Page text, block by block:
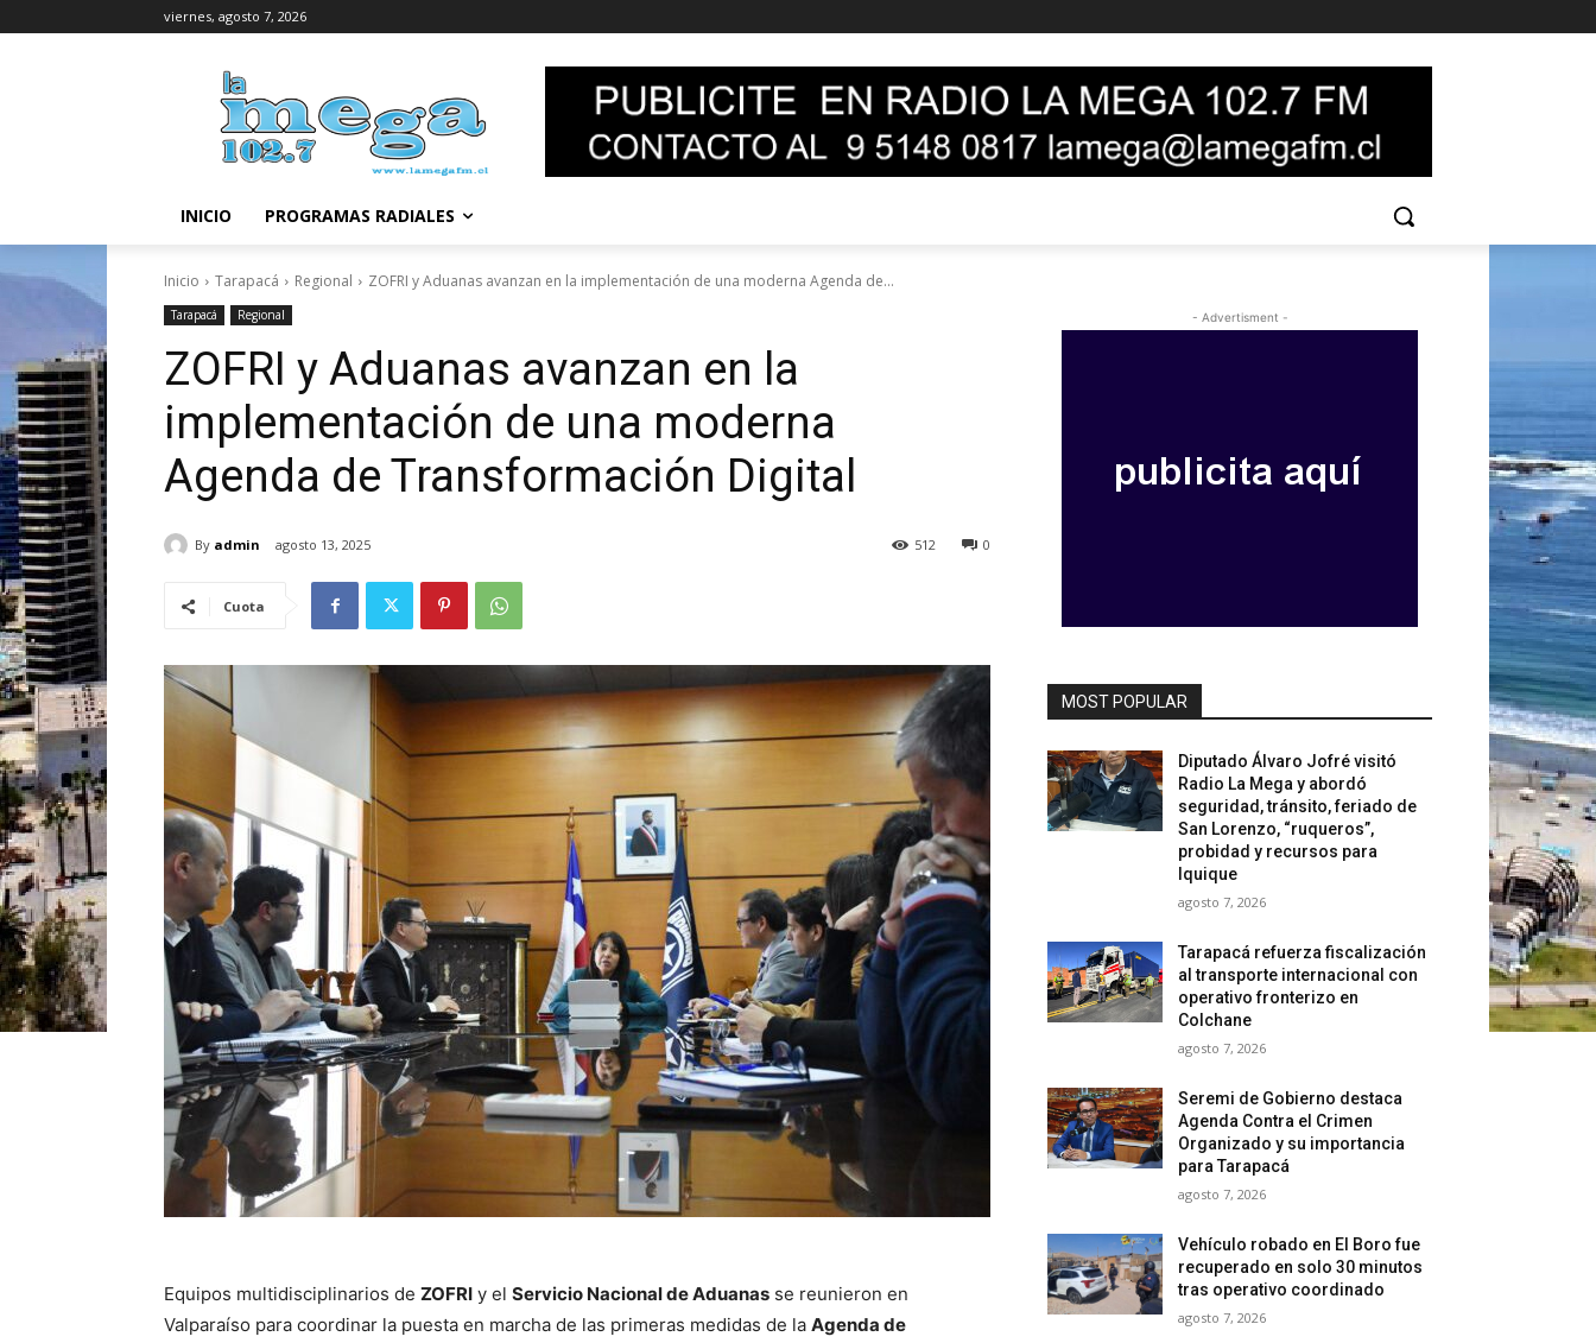
viernes, agosto 7, 2026
INICIO PROGRAMAS RADIALES
Inicio Tarapacá Regional ZOFRI y Aduanas avanzan en la implementación de una moderna Agenda de...
Tarapacá Regional
ZOFRI y Aduanas avanzan en la
implementación de una moderna
Agenda de Transformación Digital
By admin agosto 13, 2025 0
512
Cuota
Equipos multidisciplinarios de ZOFRI y el Servicio Nacional de Aduanas se reunieron en
Valparaíso para coordinar la puesta en marcha de las primeras medidas de la Agenda de
- Advertisment -
MOST POPULAR
Diputado Álvaro Jofré visitó
Radio La Mega y abordó
seguridad, tránsito, feriado de
San Lorenzo, “ruqueros”,
probidad y recursos para
Iquique
agosto 7, 2026
Tarapacá refuerza fiscalización
al transporte internacional con
operativo fronterizo en
Colchane
agosto 7, 2026
Seremi de Gobierno destaca
Agenda Contra el Crimen
Organizado y su importancia
para Tarapacá
agosto 7, 2026
Vehículo robado en El Boro fue
recuperado en solo 30 minutos
tras operativo coordinado
agosto 7, 2026